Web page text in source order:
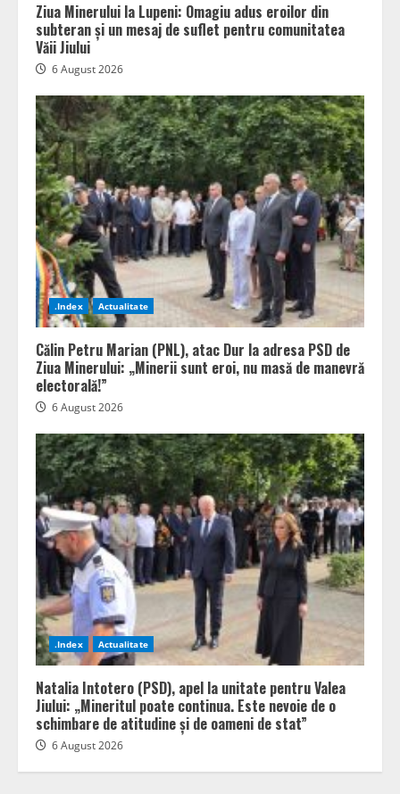
Ziua Minerului la Lupeni: Omagiu adus eroilor din
subteran și un mesaj de suflet pentru comunitatea
Văii Jiului
6 August 2026
.Index Actualitate
Călin Petru Marian (PNL), atac Dur la adresa PSD de
Ziua Minerului: „Minerii sunt eroi, nu masă de manevră
electorală!”
6 August 2026
.Index Actualitate
Natalia Intotero (PSD), apel la unitate pentru Valea
Jiului: „Mineritul poate continua. Este nevoie de o
schimbare de atitudine și de oameni de stat”
6 August 2026